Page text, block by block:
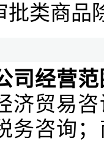
批类商品
司经营
济贸易
务咨询